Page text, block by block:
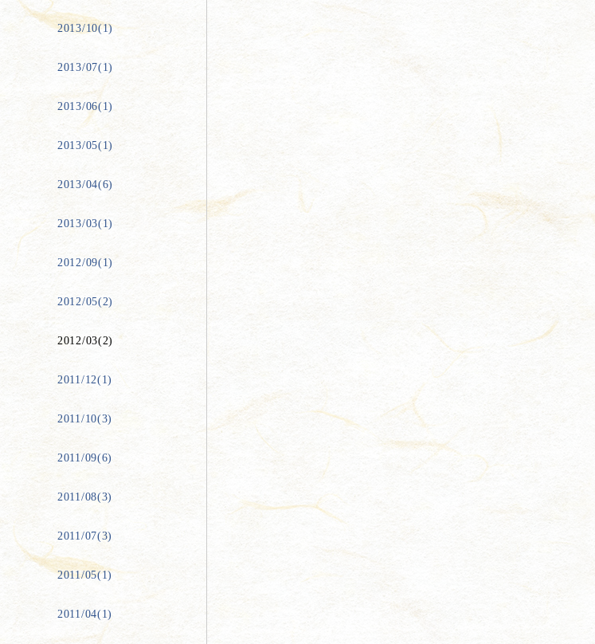
2013/10(1)
2013/07(1)
2013/06(1)
2013/05(1)
2013/04(6)
2013/03(1)
2012/09(1)
2012/05(2)
2012/03(2)
2011/12(1)
2011/10(3)
2011/09(6)
2011/08(3)
2011/07(3)
2011/05(1)
2011/04(1)